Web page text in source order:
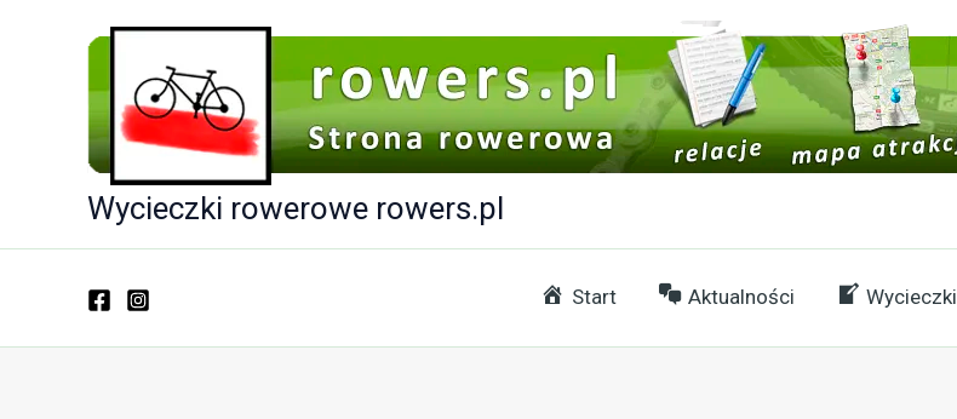
Wycieczki rowerowe rowers.pl
Start Aktualności Wycieczki